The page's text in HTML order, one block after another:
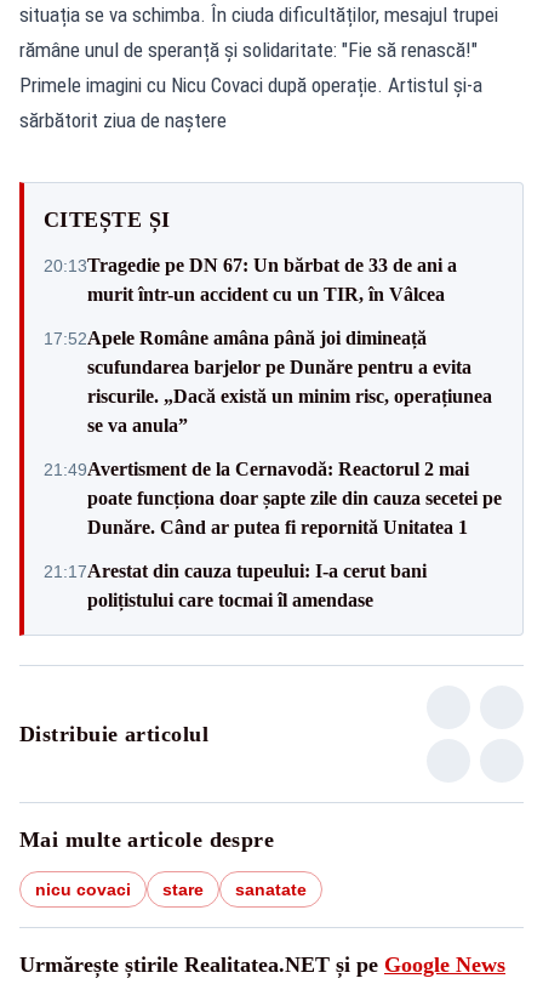
situația se va schimba. În ciuda dificultăților, mesajul trupei
rămâne unul de speranță și solidaritate: "Fie să renască!"
Primele imagini cu Nicu Covaci după operație. Artistul și-a
sărbătorit ziua de naștere
CITEȘTE ȘI
20:13Tragedie pe DN 67: Un bărbat de 33 de ani a
murit într-un accident cu un TIR, în Vâlcea
17:52Apele Române amâna până joi dimineață
scufundarea barjelor pe Dunăre pentru a evita
riscurile. „Dacă există un minim risc, operațiunea
se va anula”
21:49Avertisment de la Cernavodă: Reactorul 2 mai
poate funcționa doar șapte zile din cauza secetei pe
Dunăre. Când ar putea fi repornită Unitatea 1
21:17Arestat din cauza tupeului: I-a cerut bani
polițistului care tocmai îl amendase
Distribuie articolul
Mai multe articole despre
nicu covaci stare sanatate
Urmărește știrile Realitatea.NET și pe Google News